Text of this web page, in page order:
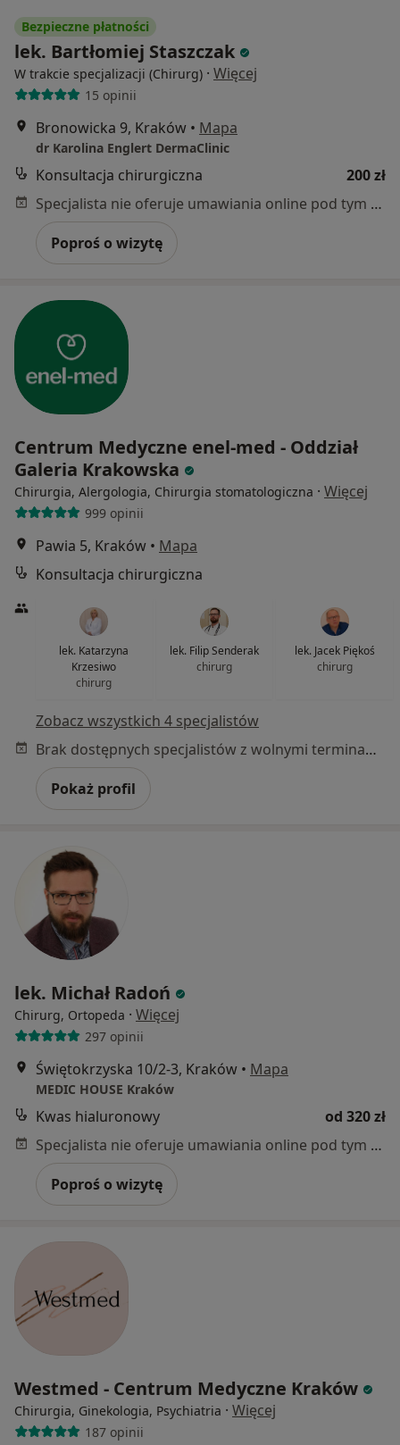
Bezpieczne płatności
lek. Bartłomiej Staszczak
W trakcie specjalizacji (Chirurg) · Więcej
15 opinii
Bronowicka 9, Kraków • Mapa
dr Karolina Englert DermaClinic
Konsultacja chirurgiczna
200 zł
Specjalista nie oferuje umawiania online pod tym adresem.
Poproś o wizytę
Centrum Medyczne enel-med - Oddział
Galeria Krakowska
Chirurgia, Alergologia, Chirurgia stomatologiczna · Więcej
999 opinii
Pawia 5, Kraków • Mapa
Konsultacja chirurgiczna
lek. Katarzyna
Krzesiwo
chirurg
lek. Filip Senderak
chirurg
lek. Jacek Piękoś
chirurg
Zobacz wszystkich 4 specjalistów
Brak dostępnych specjalistów z wolnymi terminami w tym centrum medycznym.
Pokaż profil
lek. Michał Radoń
Chirurg, Ortopeda · Więcej
297 opinii
Świętokrzyska 10/2-3, Kraków • Mapa
MEDIC HOUSE Kraków
Kwas hialuronowy
od 320 zł
Specjalista nie oferuje umawiania online pod tym adresem.
Poproś o wizytę
Westmed - Centrum Medyczne Kraków
Chirurgia, Ginekologia, Psychiatria · Więcej
187 opinii